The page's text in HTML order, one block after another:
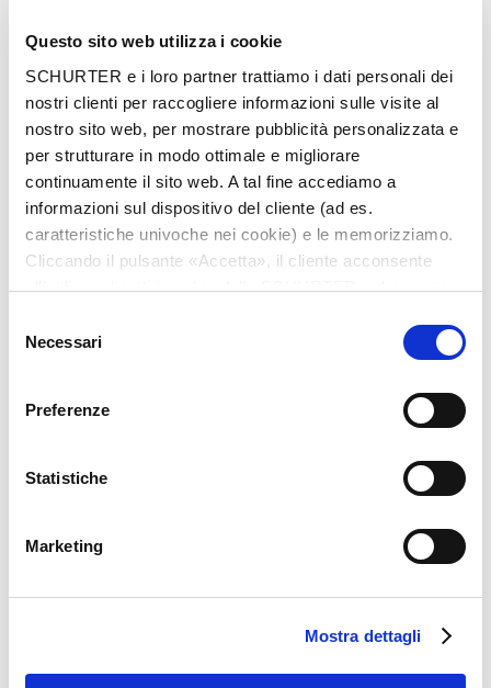
Questo sito web utilizza i cookie
SCHURTER e i loro partner trattiamo i dati personali dei
nostri clienti per raccogliere informazioni sulle visite al
nostro sito web, per mostrare pubblicità personalizzata e
per strutturare in modo ottimale e migliorare
continuamente il sito web. A tal fine accediamo a
informazioni sul dispositivo del cliente (ad es.
caratteristiche univoche nei cookie) e le memorizziamo.
Cliccando il pulsante «Accetta», il cliente acconsente
all’utilizzo di tutti i cookie delle SCHURTER e dei nostri
momento cliccando su «Impostazioni» in fondo alla
pagina. Le impostazioni personali sono comunicate ai
nostri partner e non hanno alcuna influenza sui dati del
browser. Ulteriori informazioni sono disponibili nella
delNecessari
Preferenze
Statistiche
Marketing
Mostra dettagli
Città*
Nazione*
Messaggio*
Forniamo ai clienti newsletter specifiche per prodotti e